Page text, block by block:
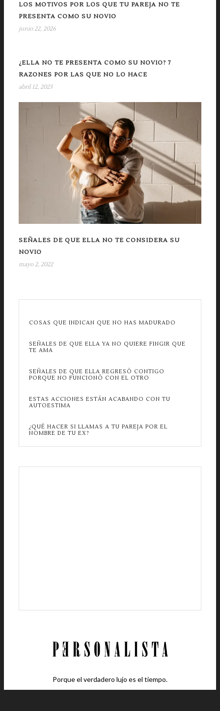
LOS MOTIVOS POR LOS QUE TU PAREJA NO TE
PRESENTA COMO SU NOVIO
junio 22, 2026
¿ELLA NO TE PRESENTA COMO SU NOVIO? 7
RAZONES POR LAS QUE NO LO HACE
abril 12, 2023
SEÑALES DE QUE ELLA NO TE CONSIDERA SU
NOVIO
mayo 2, 2022
COSAS QUE INDICAN QUE NO HAS MADURADO
SEÑALES DE QUE ELLA YA NO QUIERE FINGIR QUE
TE AMA
SEÑALES DE QUE ELLA REGRESÓ CONTIGO
PORQUE NO FUNCIONÓ CON EL OTRO
ESTAS ACCIONES ESTÁN ACABANDO CON TU
AUTOESTIMA
¿QUÉ HACER SI LLAMAS A TU PAREJA POR EL
NOMBRE DE TU EX?
Porque el verdadero lujo es el tiempo.